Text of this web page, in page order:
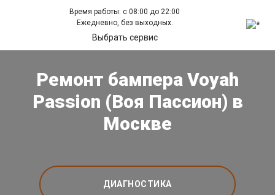
Время работы: с 08:00 до 22:00
Ежедневно, без выходных.
Выбрать сервис
Ремонт бампера Voyah
Passion (Воя Пассион) в
Москве
ДИАГНОСТИКА